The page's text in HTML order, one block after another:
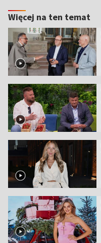
Więcej na ten temat